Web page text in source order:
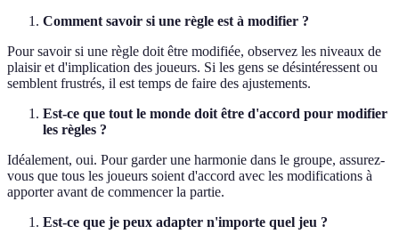
Comment savoir si une règle est à modifier ?
Pour savoir si une règle doit être modifiée, observez les niveaux de
plaisir et d'implication des joueurs. Si les gens se désintéressent ou
semblent frustrés, il est temps de faire des ajustements.
Est-ce que tout le monde doit être d'accord pour modifier
les règles ?
Idéalement, oui. Pour garder une harmonie dans le groupe, assurez-
vous que tous les joueurs soient d'accord avec les modifications à
apporter avant de commencer la partie.
Est-ce que je peux adapter n'importe quel jeu ?